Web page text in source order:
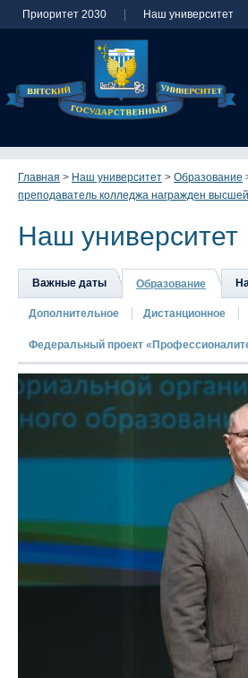
Приоритет 2030 Наш университет
Главная > Наш университет > Образование
преподаватель колледжа награжден
Наш университет
Важные даты Образование
Дополнительное Дистанционное
Федеральный проект